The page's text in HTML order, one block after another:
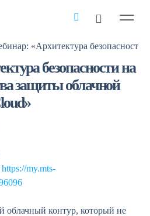
безопасности на
защиты облачной
https://my.mts-
облачный контур, который не